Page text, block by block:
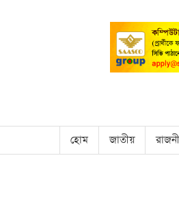
হোম জাতীয়